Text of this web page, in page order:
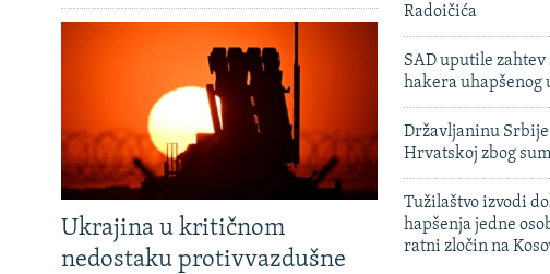
Ukrajina u kritičnom
nedostaku protivvazdušne
Radoičića
SAD uputile
hakera uhapšenog
Državljaninu
Hrvatskoj zbog
Tužilaštvo izvodi
hapšenja jedne
ratni zločin na